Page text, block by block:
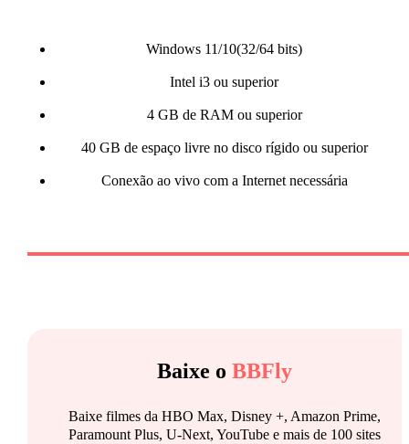
Windows 11/10(32/64 bits)
Intel i3 ou superior
4 GB de RAM ou superior
40 GB de espaço livre no disco rígido ou superior
Conexão ao vivo com a Internet necessária
Baixe o BBFly
Baixe filmes da HBO Max, Disney +, Amazon Prime,
Paramount Plus, U-Next, YouTube e mais de 100 sites